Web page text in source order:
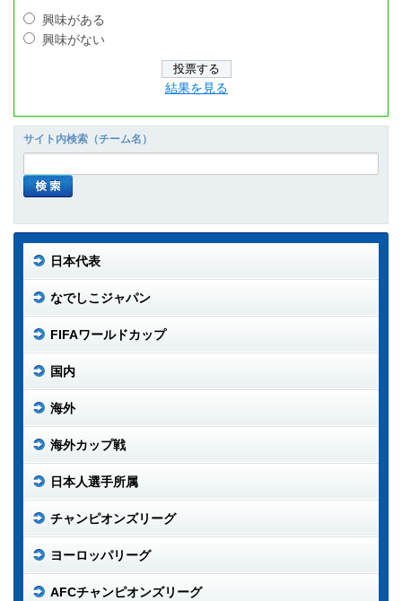
興味がある
興味がない
結果を見る
サイト内検索（チーム名）
日本代表
なでしこジャパン
FIFAワールドカップ
国内
海外
海外カップ戦
日本人選手所属
チャンピオンズリーグ
ヨーロッパリーグ
AFCチャンピオンズリーグ